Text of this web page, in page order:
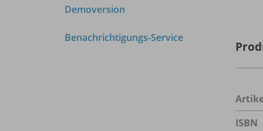
Demoversion
Benachrichtigungs-Service
ISBN